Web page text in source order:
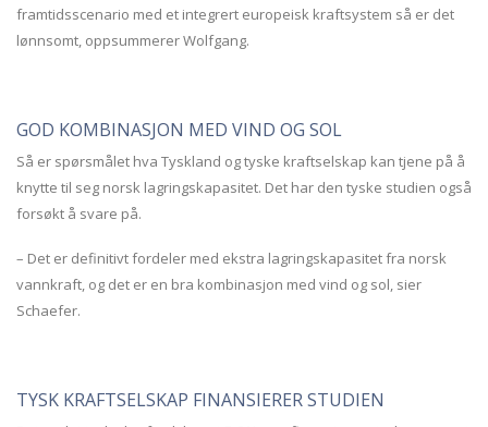
framtidsscenario med et integrert europeisk kraftsystem så er det
lønnsomt, oppsummerer Wolfgang.
GOD KOMBINASJON MED VIND OG SOL
Så er spørsmålet hva Tyskland og tyske kraftselskap kan tjene på å
knytte til seg norsk lagringskapasitet. Det har den tyske studien også
forsøkt å svare på.
– Det er definitivt fordeler med ekstra lagringskapasitet fra norsk
vannkraft, og det er en bra kombinasjon med vind og sol, sier
Schaefer.
TYSK KRAFTSELSKAP FINANSIERER STUDIEN